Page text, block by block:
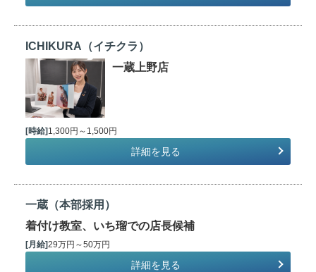
ICHIKURA（イチクラ）
一蔵上野店
[時給] 1,300円～1,500円
詳細を見る
一蔵（本部採用）
着付け教室、いち瑠での店長候補
[月給]29万円～50万円
詳細を見る